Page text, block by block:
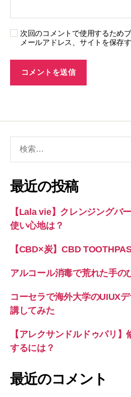
次回のコメントで使用するため
メールアドレス、サイトを保存す
象:
最近の投稿
【Lala vie】クレンジングバ
使い心地は？
【CBD×炭】CBD
アルコール消毒で荒れた手の
コーセラで海外大学のUIUX
講してみた
【アレクサンドルドゥパリ
するには？
最近のコメント